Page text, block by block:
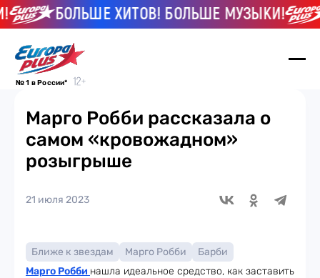
БОЛЬШЕ ХИТОВ! БОЛЬШЕ МУЗЫКИ!
№ 1 в России*
Марго Робби рассказала о
самом «кровожадном»
розыгрыше
21 июля 2023
Ближе к звездам Марго Робби
Барби
Марго Робби нашла идеальное средство, как заставить